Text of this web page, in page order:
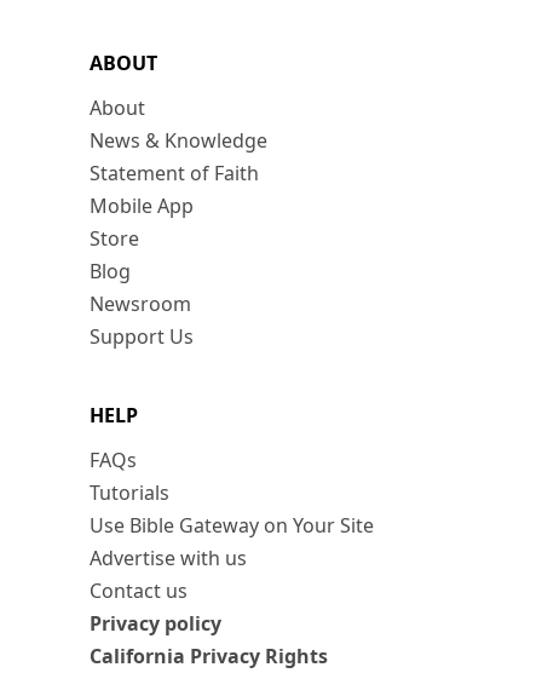
ABOUT
About
News & Knowledge
Statement of Faith
Mobile App
Store
Blog
Newsroom
Support Us
HELP
FAQs
Tutorials
Use Bible Gateway on Your Site
Advertise with us
Contact us
Privacy policy
California Privacy Rights